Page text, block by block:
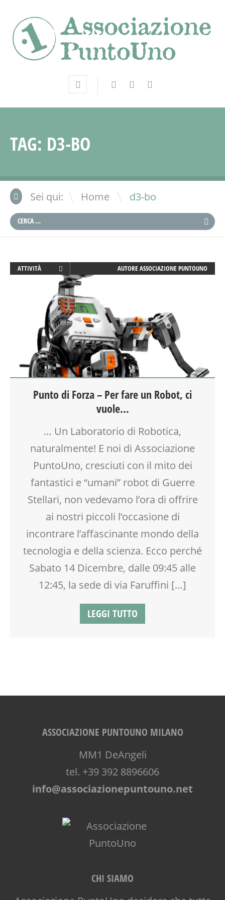
TAG: D3-BO
Sei qui: Home \ d3-bo
ATTIVITÀ
LABORATORIO
ROBOTICA
SCIENZA
SOCIALIZZAZIONE
TECNOLOGIA
TEMPO LIBERO
AUTORE ASSOCIAZIONE PUNTOUNO
Punto di Forza – Per fare un Robot, ci
vuole…
… Un Laboratorio di Robotica,
naturalmente! E noi di Associazione
PuntoUno, cresciuti con il mito dei
fantastici e “umani” robot di Guerre
Stellari, non vedevamo l’ora di offrire
ai nostri piccoli l’occasione di
incontrare l’affascinante mondo della
tecnologia e della scienza. Ecco perché
Sabato 14 Dicembre, dalle 09:45 alle
12:45, la sede di via Faruffini […]
LEGGI TUTTO
ASSOCIAZIONE PUNTOUNO MILANO
MM1 DeAngeli
tel. +39 392 8896606
info@associazionepuntouno.net
CHI SIAMO